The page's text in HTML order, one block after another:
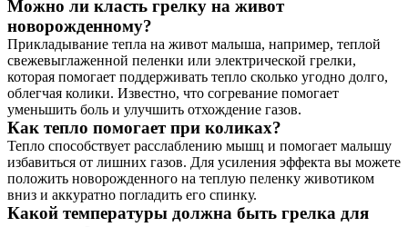
Можно ли класть грелку на живот
новорожденному?
Прикладывание тепла на живот малыша, например, теплой
свежевыглаженной пеленки или электрической грелки,
которая помогает поддерживать тепло сколько угодно долго,
облегчая колики. Известно, что согревание помогает
уменьшить боль и улучшить отхождение газов.
Как тепло помогает при коликах?
Тепло способствует расслаблению мышц и помогает малышу
избавиться от лишних газов. Для усиления эффекта вы можете
положить новорожденного на теплую пеленку животиком
вниз и аккуратно погладить его спинку.
Какой температуры должна быть грелка для